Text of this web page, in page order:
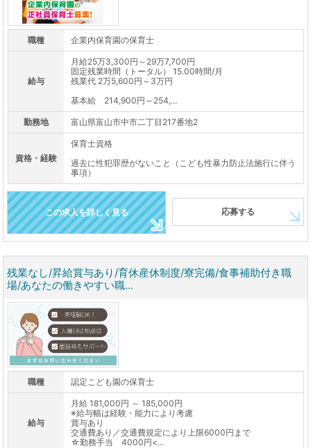
職種 企業内保育園の保育士
給与
月給25万3,300円～29万7,700円
固定残業時間（トータル） 15.00時間/月
残業代 2万5,600円～3万円
基本給 214,900円～254,...
勤務地 富山県富山市中市二丁目217番地2
資格・経験
保育士資格
過去に性犯罪歴がないこと（こども性暴力防止法施行に伴う
事項）
この求人を詳しく見る 応募する
残業なし/昇給賞与あり/育休産休制度/寮完備/食事補助付き職
場/あなたの働きやすい職...
職種 認定こども園の保育士
給与
月給 181,000円 ～ 185,000円
※給与幅は経験・能力により考慮
賞与あり
交通費あり／交通費規定により上限6000円まで
☆勤務手当 4000円<...